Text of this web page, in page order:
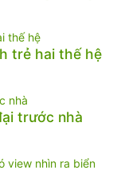
trẻ hai thế hệ
trước nhà